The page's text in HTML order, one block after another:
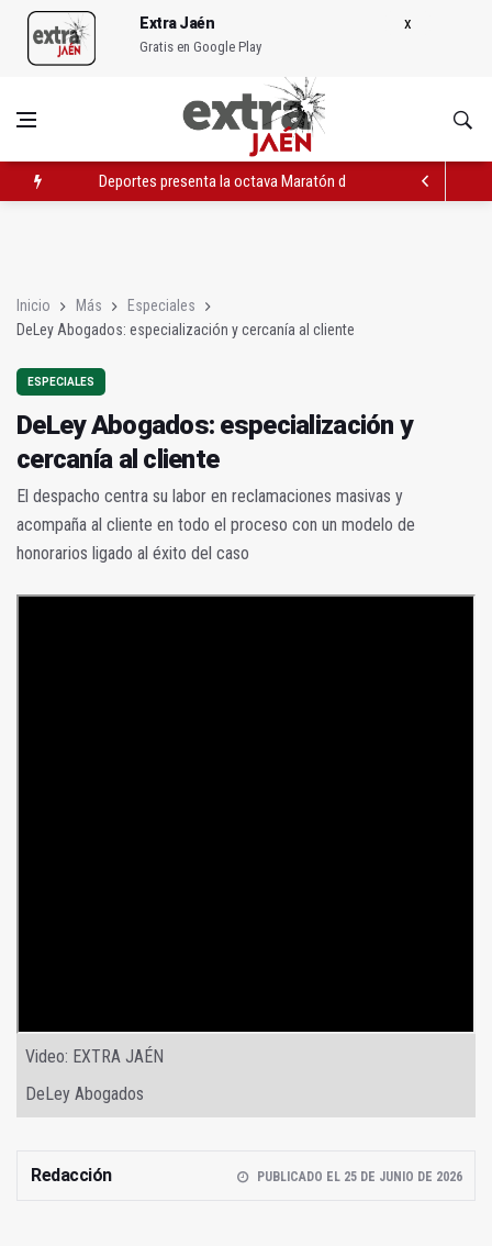
Extra Jaén
Gratis en Google Play
Deportes presenta la octava Maratón de Pista del 5 de julio
Inicio Más
Especiales
DeLey Abogados: especialización y cercanía al cliente
ESPECIALES
DeLey Abogados: especialización y
cercanía al cliente
El despacho centra su labor en reclamaciones masivas y
acompaña al cliente en todo el proceso con un modelo de
honorarios ligado al éxito del caso
Video: EXTRA JAÉN
DeLey Abogados
Redacción PUBLICADO EL 25 DE JUNIO DE 2026